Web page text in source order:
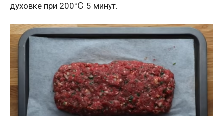
духовке при 200℃ 5 минут.